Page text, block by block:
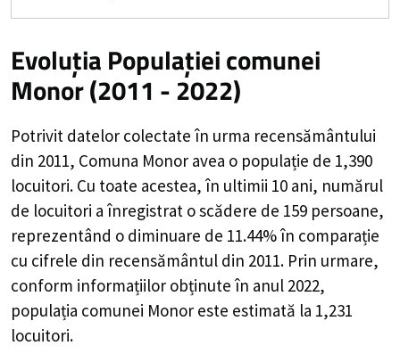
Evoluția Populației comunei
Monor (2011 - 2022)
Potrivit datelor colectate în urma recensământului
din 2011, Comuna Monor avea o populație de 1,390
locuitori. Cu toate acestea, în ultimii 10 ani, numărul
de locuitori a înregistrat oscădere de 159 persoane,
reprezentând o diminuare de 11.44%în comparație
cu cifrele din recensământul din 2011. Prin urmare,
conform informațiilor obținute în anul 2022,
populația comunei Monor este estimată la 1,231
locuitori.